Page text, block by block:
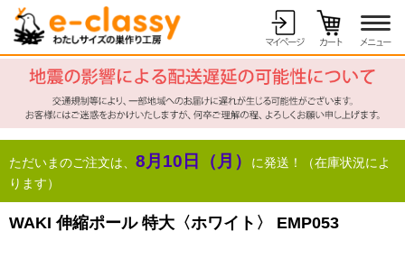
ただいまのご注文は、 8月10日（月）
に発送！（在庫状況によ
ります）
WAKI 伸縮ポール 特大〈ホワイト〉 EMP053